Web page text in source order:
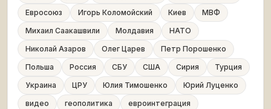
Евросоюз
Игорь Коломойский Киев
МВФ
Михаил Саакашвили
Молдавия
НАТО
Николай Азаров
Олег Царев
Петр Порошенко
Польша
Россия СБУ США Сирия
Турция
Украина
ЦРУ Юлия Тимошенко
Юрий Луценко
видео
геополитика
евроинтеграция